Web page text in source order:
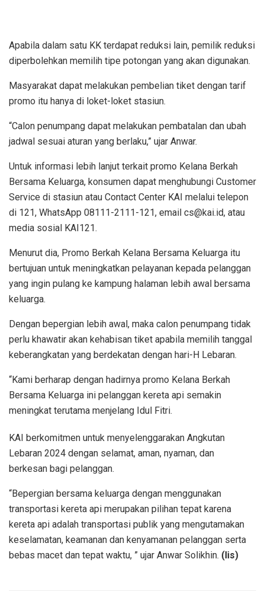
Apabila dalam satu KK terdapat reduksi lain, pemilik reduksi
diperbolehkan memilih tipe potongan yang akan digunakan.
Masyarakat dapat melakukan pembelian tiket dengan tarif
promo itu hanya di loket-loket stasiun.
“Calon penumpang dapat melakukan pembatalan dan ubah
jadwal sesuai aturan yang berlaku,” ujar Anwar.
Untuk informasi lebih lanjut terkait promo Kelana Berkah
Bersama Keluarga, konsumen dapat menghubungi Customer
Service di stasiun atau Contact Center KAI melalui telepon
di 121, WhatsApp 08111-2111-121, email cs@kai.id, atau
media sosial KAI121.
Menurut dia, Promo Berkah Kelana Bersama Keluarga itu
bertujuan untuk meningkatkan pelayanan kepada pelanggan
yang ingin pulang ke kampung halaman lebih awal bersama
keluarga.
Dengan bepergian lebih awal, maka calon penumpang tidak
perlu khawatir akan kehabisan tiket apabila memilih tanggal
keberangkatan yang berdekatan dengan hari-H Lebaran.
“Kami berharap dengan hadirnya promo Kelana Berkah
Bersama Keluarga ini pelanggan kereta api semakin
meningkat terutama menjelang Idul Fitri.
KAI berkomitmen untuk menyelenggarakan Angkutan
Lebaran 2024 dengan selamat, aman, nyaman, dan
berkesan bagi pelanggan.
“Bepergian bersama keluarga dengan menggunakan
transportasi kereta api merupakan pilihan tepat karena
kereta api adalah transportasi publik yang mengutamakan
keselamatan, keamanan dan kenyamanan pelanggan serta
bebas macet dan tepat waktu, ” ujar Anwar Solikhin. (lis)